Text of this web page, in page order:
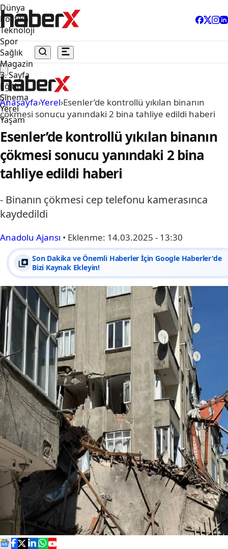
Dünya
Politika
Teknoloji
Spor
Sağlık
Magazin
3. Sayfa
Eğitim
Sinema
Yerel
Yaşam
Anasayfa›Yerel›Esenler’de kontrollü yıkılan binanın
çökmesi sonucu yanındaki 2 bina tahliye edildi haberi
Esenler’de kontrollü yıkılan binanın
çökmesi sonucu yanındaki 2 bina
tahliye edildi haberi
- Binanın çökmesi cep telefonu kamerasınca
kaydedildi
Anadolu Ajansı • Eklenme: 14.03.2025 - 13:30
Son Dakika ve Önemli Haberler İçin Google Haberler'de
Bizi Kaynak Ekleyin!